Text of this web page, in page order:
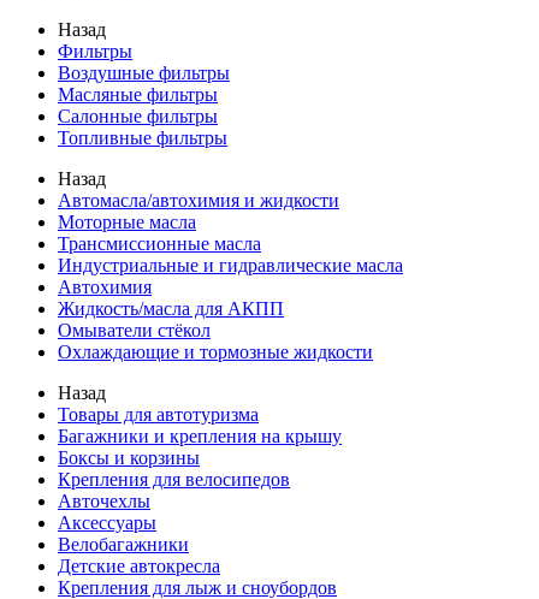
Назад
Фильтры
Воздушные фильтры
Масляные фильтры
Салонные фильтры
Топливные фильтры
Назад
Автомасла/автохимия и жидкости
Моторные масла
Трансмиссионные масла
Индустриальные и гидравлические масла
Автохимия
Жидкость/масла для АКПП
Омыватели стёкол
Охлаждающие и тормозные жидкости
Назад
Товары для автотуризма
Багажники и крепления на крышу
Боксы и корзины
Крепления для велосипедов
Авточехлы
Аксессуары
Велобагажники
Детские автокресла
Крепления для лыж и сноубордов